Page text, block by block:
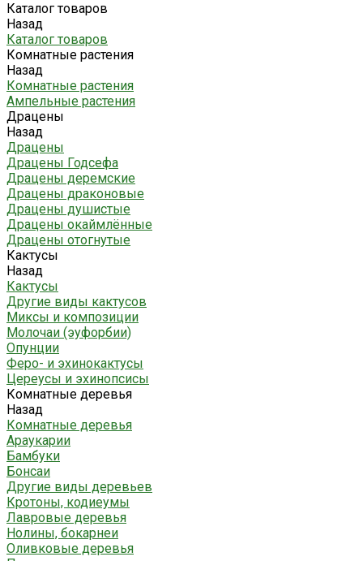
Каталог товаров
Назад
Каталог товаров
Комнатные растения
Назад
Комнатные растения
Ампельные растения
Драцены
Назад
Драцены
Драцены Годсефа
Драцены деремские
Драцены драконовые
Драцены душистые
Драцены окаймлённые
Драцены отогнутые
Кактусы
Назад
Кактусы
Другие виды кактусов
Миксы и композиции
Молочаи (эуфорбии)
Опунции
Феро- и эхинокактусы
Цереусы и эхинопсисы
Комнатные деревья
Назад
Комнатные деревья
Араукарии
Бамбуки
Бонсаи
Другие виды деревьев
Кротоны, кодиеумы
Лавровые деревья
Нолины, бокарнеи
Оливковые деревья